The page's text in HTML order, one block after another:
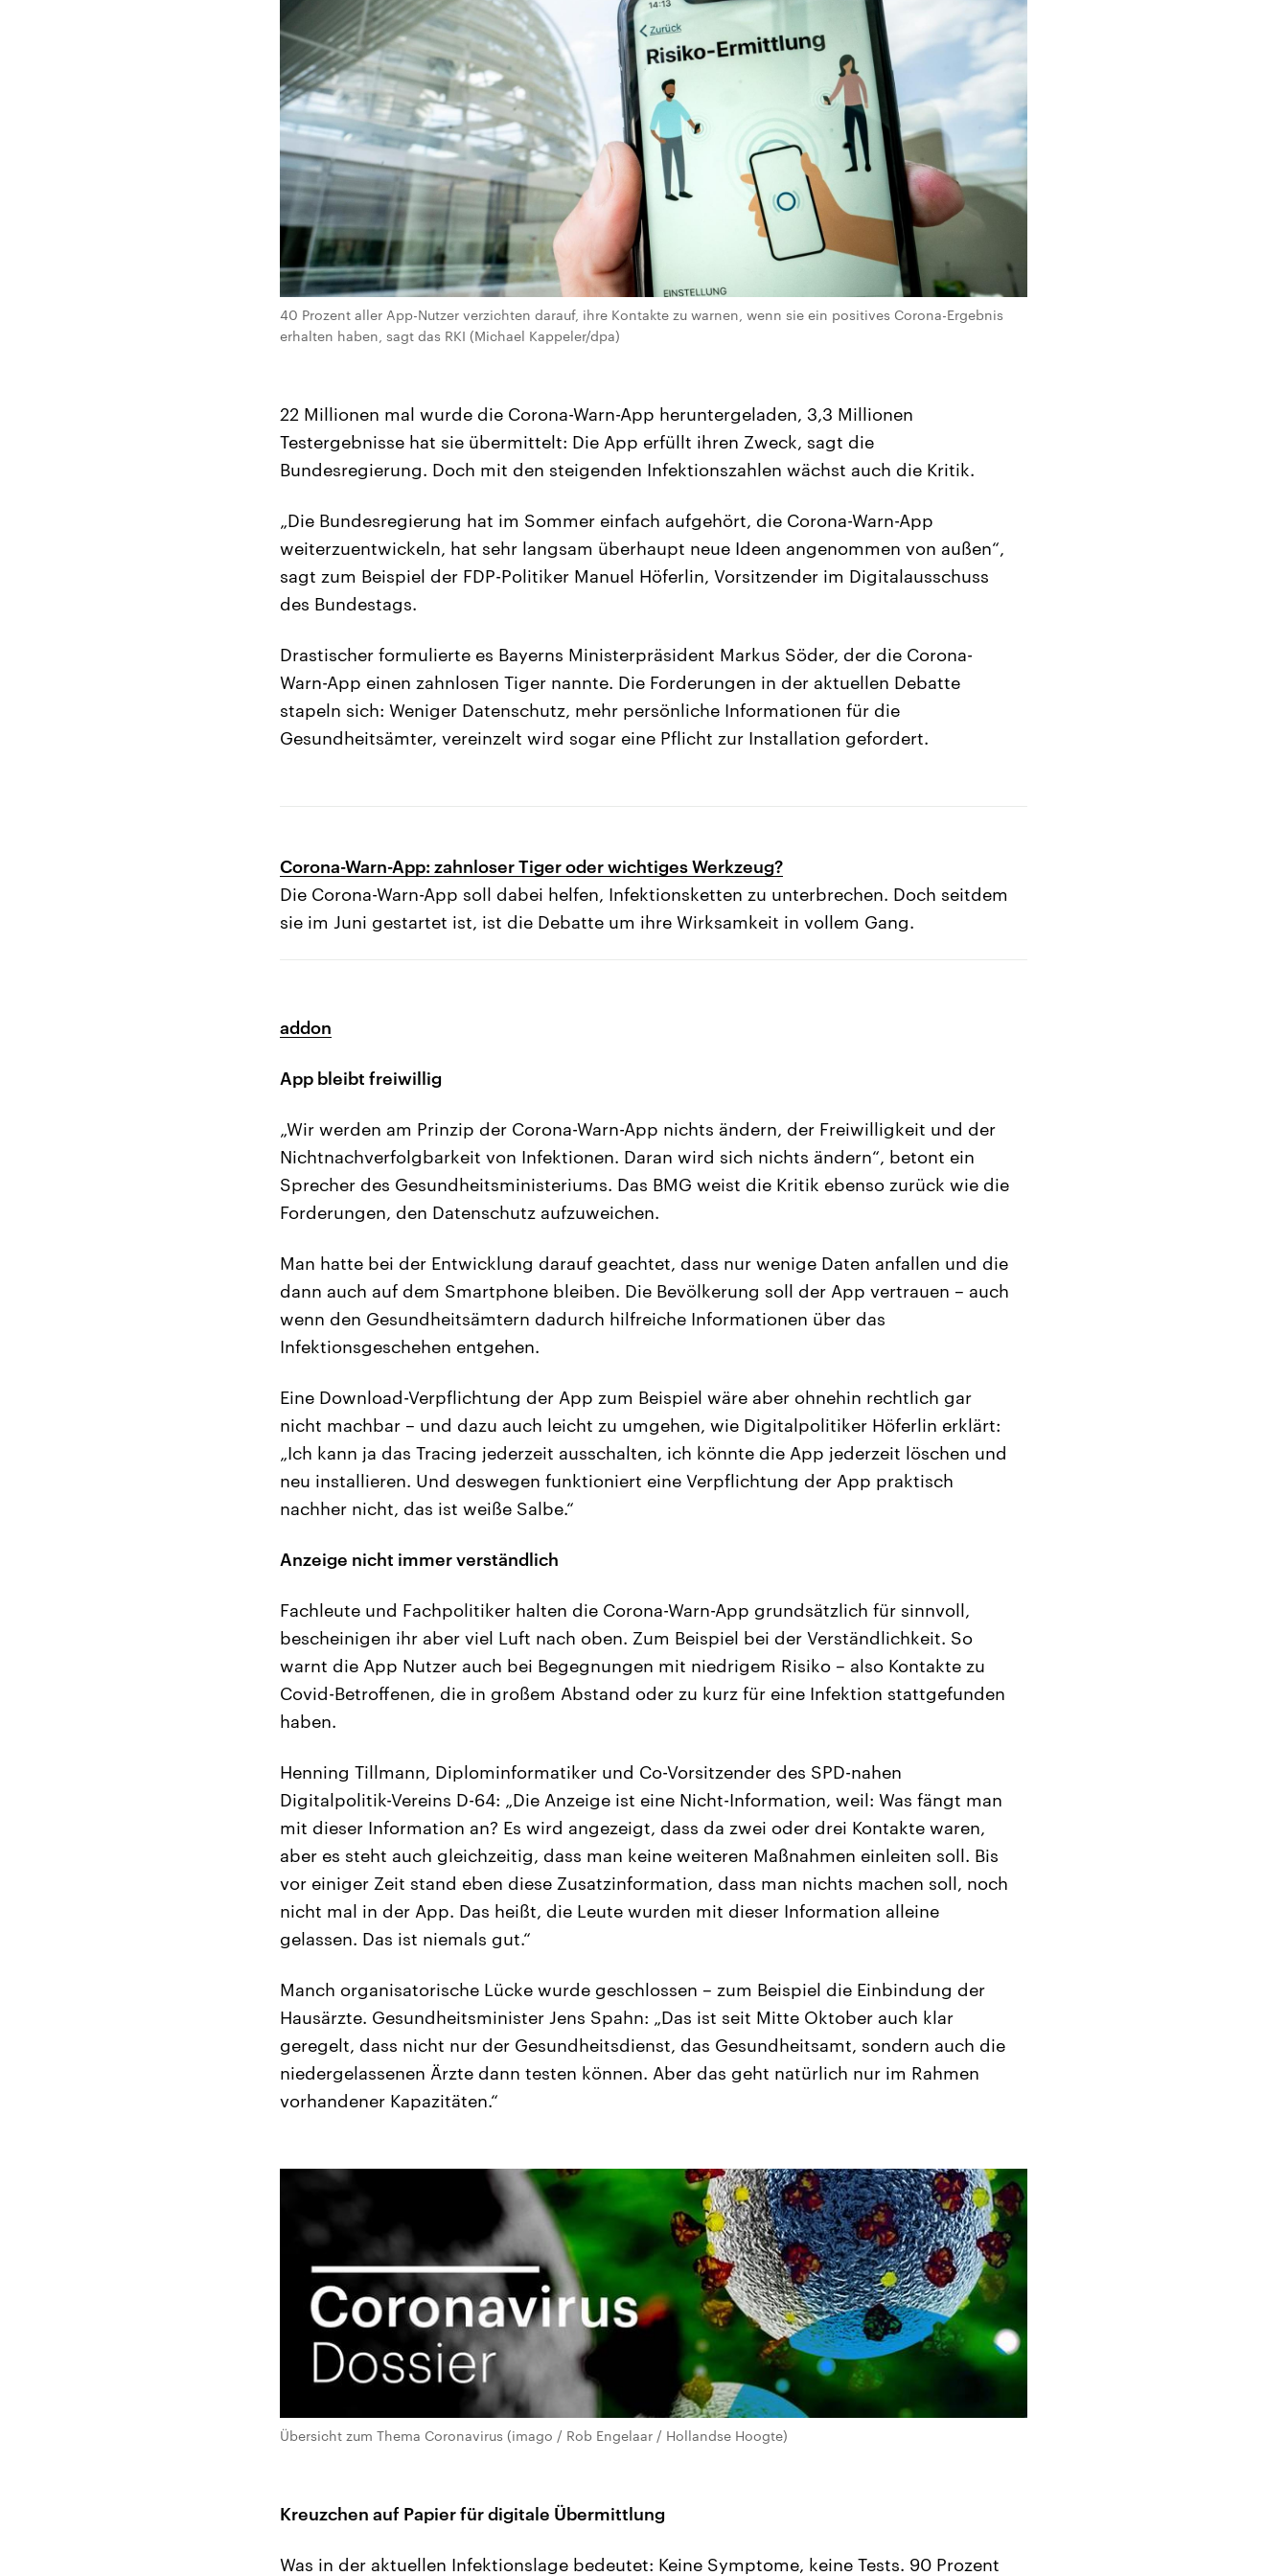
40 Prozent aller App-Nutzer verzichten darauf, ihre Kontakte zu warnen, wenn sie ein positives Corona-Ergebnis
erhalten haben, sagt das RKI (Michael Kappeler/dpa)
22 Millionen mal wurde die Corona-Warn-App heruntergeladen, 3,3 Millionen
Testergebnisse hat sie übermittelt: Die App erfüllt ihren Zweck, sagt die
Bundesregierung. Doch mit den steigenden Infektionszahlen wächst auch die Kritik.
„Die Bundesregierung hat im Sommer einfach aufgehört, die Corona-Warn-App
weiterzuentwickeln, hat sehr langsam überhaupt neue Ideen angenommen von außen“,
sagt zum Beispiel der FDP-Politiker Manuel Höferlin, Vorsitzender im Digitalausschuss
des Bundestags.
Drastischer formulierte es Bayerns Ministerpräsident Markus Söder, der die Corona-
Warn-App einen zahnlosen Tiger nannte. Die Forderungen in der aktuellen Debatte
stapeln sich: Weniger Datenschutz, mehr persönliche Informationen für die
Gesundheitsämter, vereinzelt wird sogar eine Pflicht zur Installation gefordert.
Corona-Warn-App: zahnloser Tiger oder wichtiges Werkzeug?
Die Corona-Warn-App soll dabei helfen, Infektionsketten zu unterbrechen. Doch seitdem
sie im Juni gestartet ist, ist die Debatte um ihre Wirksamkeit in vollem Gang.
addon
App bleibt freiwillig
„Wir werden am Prinzip der Corona-Warn-App nichts ändern, der Freiwilligkeit und der
Nichtnachverfolgbarkeit von Infektionen. Daran wird sich nichts ändern“, betont ein
Sprecher des Gesundheitsministeriums. Das BMG weist die Kritik ebenso zurück wie die
Forderungen, den Datenschutz aufzuweichen.
Man hatte bei der Entwicklung darauf geachtet, dass nur wenige Daten anfallen und die
dann auch auf dem Smartphone bleiben. Die Bevölkerung soll der App vertrauen – auch
wenn den Gesundheitsämtern dadurch hilfreiche Informationen über das
Infektionsgeschehen entgehen.
Eine Download-Verpflichtung der App zum Beispiel wäre aber ohnehin rechtlich gar
nicht machbar – und dazu auch leicht zu umgehen, wie Digitalpolitiker Höferlin erklärt:
„Ich kann ja das Tracing jederzeit ausschalten, ich könnte die App jederzeit löschen und
neu installieren. Und deswegen funktioniert eine Verpflichtung der App praktisch
nachher nicht, das ist weiße Salbe.“
Anzeige nicht immer verständlich
Fachleute und Fachpolitiker halten die Corona-Warn-App grundsätzlich für sinnvoll,
bescheinigen ihr aber viel Luft nach oben. Zum Beispiel bei der Verständlichkeit. So
warnt die App Nutzer auch bei Begegnungen mit niedrigem Risiko – also Kontakte zu
Covid-Betroffenen, die in großem Abstand oder zu kurz für eine Infektion stattgefunden
haben.
Henning Tillmann, Diplominformatiker und Co-Vorsitzender des SPD-nahen
Digitalpolitik-Vereins D-64: „Die Anzeige ist eine Nicht-Information, weil: Was fängt man
mit dieser Information an? Es wird angezeigt, dass da zwei oder drei Kontakte waren,
aber es steht auch gleichzeitig, dass man keine weiteren Maßnahmen einleiten soll. Bis
vor einiger Zeit stand eben diese Zusatzinformation, dass man nichts machen soll, noch
nicht mal in der App. Das heißt, die Leute wurden mit dieser Information alleine
gelassen. Das ist niemals gut.“
Manch organisatorische Lücke wurde geschlossen – zum Beispiel die Einbindung der
Hausärzte. Gesundheitsminister Jens Spahn: „Das ist seit Mitte Oktober auch klar
geregelt, dass nicht nur der Gesundheitsdienst, das Gesundheitsamt, sondern auch die
niedergelassenen Ärzte dann testen können. Aber das geht natürlich nur im Rahmen
vorhandener Kapazitäten.“
Übersicht zum Thema Coronavirus (imago / Rob Engelaar / Hollandse Hoogte)
Kreuzchen auf Papier für digitale Übermittlung
Was in der aktuellen Infektionslage bedeutet: Keine Symptome, keine Tests. 90 Prozent